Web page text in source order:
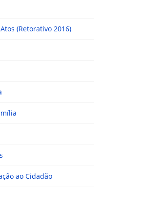
(Retorativo 2016)
ao Cidadão